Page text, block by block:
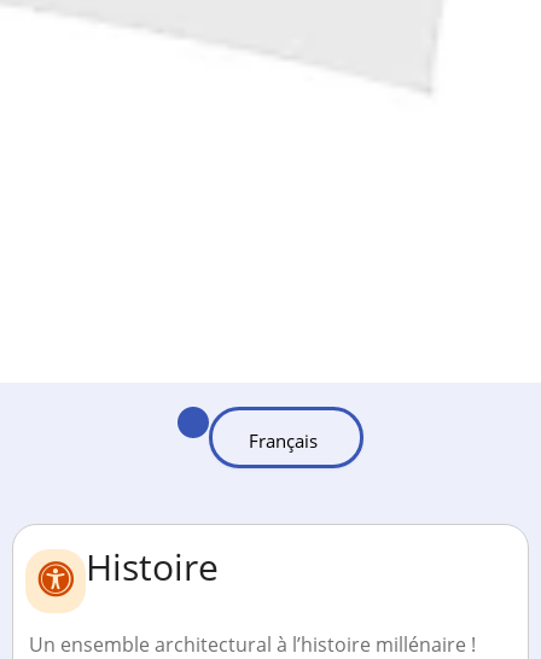
Histoire
Un ensemble architectural à l’histoire millénaire !